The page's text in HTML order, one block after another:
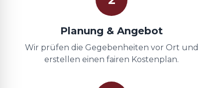
Planung & Angebot
Wir prüfen die Gegebenheiten vor Ort und
erstellen einen fairen Kostenplan.